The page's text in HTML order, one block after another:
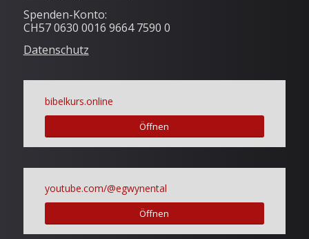
Spenden-Konto:
CH57 0630 0016 9664 7590 0
Datenschutz
bibelkurs.online
Öffnen
youtube.com/@egwynental
Öffnen